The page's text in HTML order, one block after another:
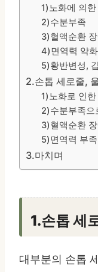
1)노화에 의
2)수분부족
3)혈액순환
4)면역력 약화
5)황반변성,
2.손톱 세로줄,
1)노화로 인
2)수분부족으
3)혈액순환
5)면역력 부
3.마치며
1.손톱 세
대부분의 손톱